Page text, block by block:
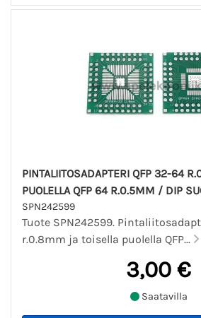
PINTALIITOSADAPTERI QFP 32-64
PUOLELLA QFP 64 R.0.5MM / DIP
SPN242599
Tuote SPN242599.
r.0.8mm ja toisella puolella QFP...
3,00 €
Saatavilla